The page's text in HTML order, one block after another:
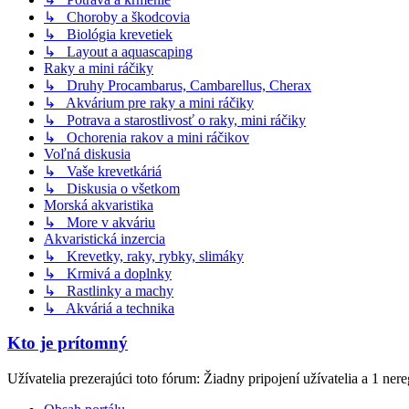
↳ Choroby a škodcovia
↳ Biológia krevetiek
↳ Layout a aquascaping
Raky a mini ráčiky
↳ Druhy Procambarus, Cambarellus, Cherax
↳ Akvárium pre raky a mini ráčiky
↳ Potrava a starostlivosť o raky, mini ráčiky
↳ Ochorenia rakov a mini ráčikov
Voľná diskusia
↳ Vaše krevetkáriá
↳ Diskusia o všetkom
Morská akvaristika
↳ More v akváriu
Akvaristická inzercia
↳ Krevetky, raky, rybky, slimáky
↳ Krmivá a doplnky
↳ Rastlinky a machy
↳ Akváriá a technika
Kto je prítomný
Užívatelia prezerajúci toto fórum: Žiadny pripojení užívatelia a 1